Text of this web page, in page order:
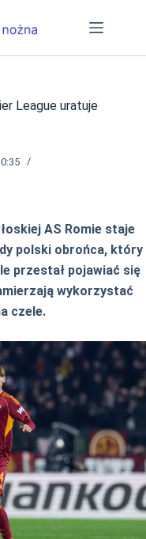
League uratuje
AS Romie staje
polski obrońca, który
przestał pojawiać się
wykorzystać
czele.